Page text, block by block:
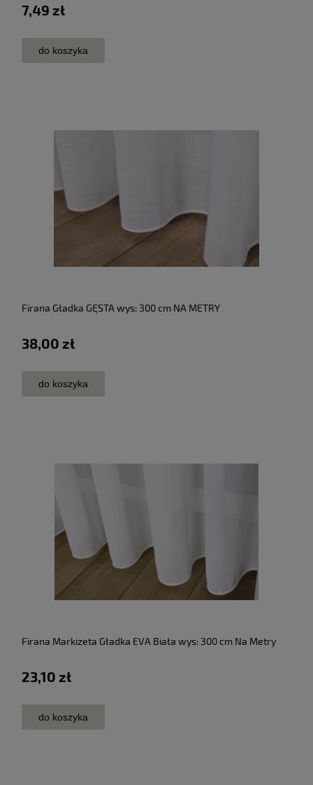
7,49 zł
do koszyka
Firana Gładka GĘSTA wys: 300 cm NA METRY
38,00 zł
do koszyka
Firana Markizeta Gładka EVA Biała wys: 300 cm Na Metry
23,10 zł
do koszyka